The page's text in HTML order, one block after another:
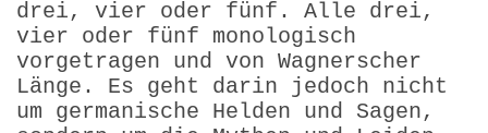
drei, vier oder fünf. Alle drei,
vier oder fünf monologisch
vorgetragen und von Wagnerscher
Länge. Es geht darin jedoch nicht
um germanische Helden und Sagen,